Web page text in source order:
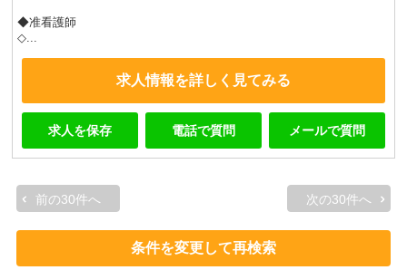
◆准看護師
◇...
求人情報を詳しく見てみる
求人を保存 電話で質問 メールで質問
前の30件へ 次の30件へ
条件を変更して再検索